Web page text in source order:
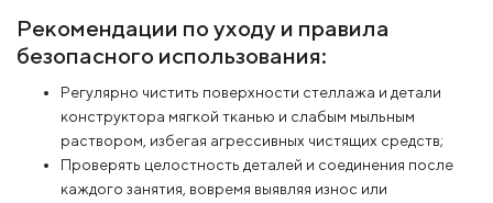
Рекомендации по уходу и правила
безопасного использования:
Регулярно чистить поверхности стеллажа и детали
конструктора мягкой тканью и слабым мыльным
раствором, избегая агрессивных чистящих средств;
Проверять целостность деталей и соединения после
каждого занятия, вовремя выявляя износ или